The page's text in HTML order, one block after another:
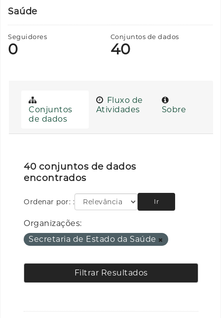
Saúde
Seguidores
0
Conjuntos de dados
40
Conjuntos
de dados
Fluxo de
Atividades
Sobre
40 conjuntos de dados
encontrados
Ordenar por: Ir
Organizações:
Secretaria de Estado da Saúde
Filtrar Resultados